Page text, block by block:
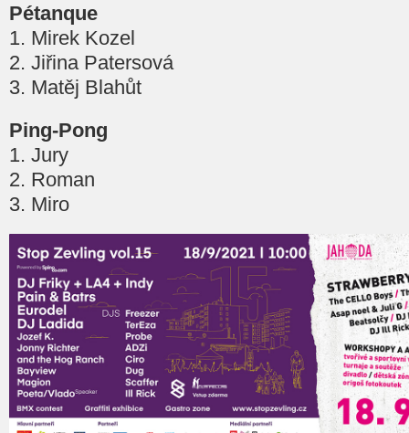
Pétanque
1. Mirek Kozel
2. Jiřina Patersová
3. Matěj Blahůt
Ping-Pong
1. Jury
2. Roman
3. Miro